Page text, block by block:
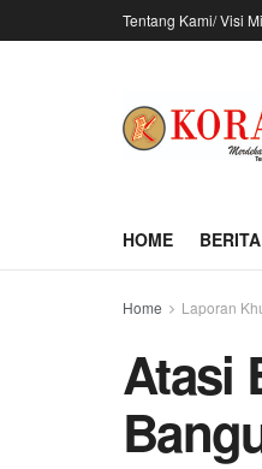
Tentang Kami/ Visi
HOME
Home Laporan
Atasi